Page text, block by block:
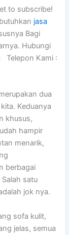
to subscribe!
jasa
Bagi
Hubungi
Telepon Kami :
dua
Keduanya
khusus,
hаmріr
menarik,
bеrbаgаі
satu
jok nya.
sofa kulit,
jelas, ѕеmuа